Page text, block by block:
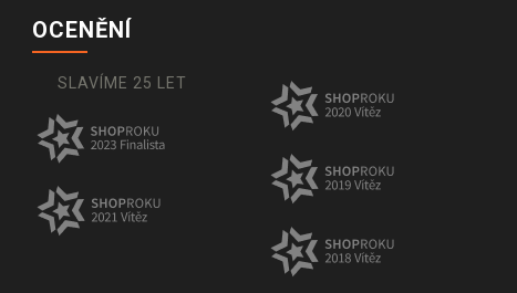
OCENĚNÍ
SLAVÍME 25 LET